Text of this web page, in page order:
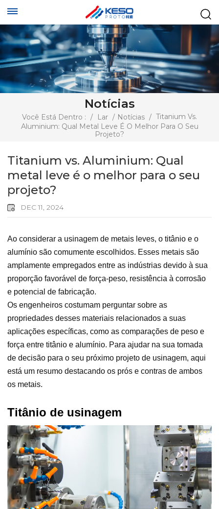
Notícias
Você Está Dentro : / Lar / Notícias / Titanium Vs.
Aluminium: Qual Metal Leve É O Melhor Para O Seu
Projeto?
Titanium vs. Aluminium: Qual
metal leve é o melhor para o seu
projeto?
DEC 11, 2024
Ao considerar a usinagem de metais leves, o titânio e o
alumínio são comumente escolhidos. Esses metais são
amplamente empregados entre as indústrias devido à sua
proporção favorável de força-peso, resistência à corrosão
e potencial de fabricação.
Os engenheiros costumam perguntar sobre as
propriedades desses materiais relacionados a suas
aplicações específicas, como as comparações de peso e
força entre titânio e alumínio. Para ajudar na sua tomada
de decisão para o seu próximo projeto de usinagem, aqui
está um resumo destacando os prós e contras de ambos
os metais.
Titânio de usinagem